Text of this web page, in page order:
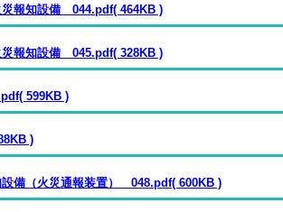
報知設備 044.pdf( 464KB )
報知設備 045.pdf( 328KB )
599KB )
)
備（火災通報装置） 048.pdf( 600KB )